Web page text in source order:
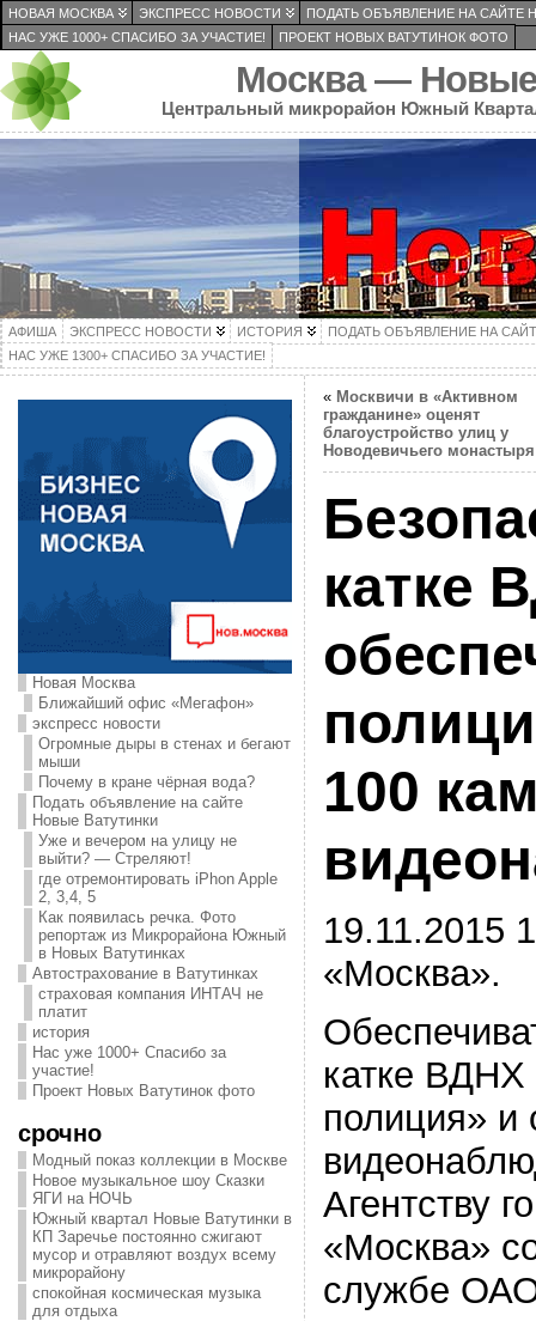
НОВАЯ МОСКВА ЭКСПРЕСС НОВОСТИ
ПОДАТЬ ОБЪЯВЛЕНИЕ НА САЙТЕ
НАС УЖЕ 1000+ СПАСИБО ЗА УЧАСТИЕ!
ПРОЕКТ НОВЫХ ВАТУТИНОК ФОТО
Москва — Новые
Центральный микрорайон Южный
АФИША ЭКСПРЕСС НОВОСТИ ИСТОРИЯ
ПОДАТЬ ОБЪЯВЛЕНИЕ НА
НАС УЖЕ 1300+ СПАСИБО ЗА УЧАСТИЕ!
Новая Москва
Ближайший офис «Мегафон»
экспресс новости
Огромные дыры в стенах и бегают
мыши
Почему в кране чёрная вода?
Подать объявление на сайте
Новые Ватутинки
Уже и вечером на улицу не
выйти? — Стреляют!
где отремонтировать iPhon Apple
2, 3,4, 5
Как появилась речка. Фото
репортаж из Микрорайона Южный
в Новых Ватутинках
Автострахование в Ватутинках
страховая компания ИНТАЧ не
платит
история
Нас уже 1000+ Спасибо за
участие!
Проект Новых Ватутинок фото
срочно
Модный показ коллекции в Москве
Новое музыкальное шоу Сказки
ЯГИ на НОЧЬ
Южный квартал Новые Ватутинки в
КП Заречье постоянно сжигают
мусор и отравляют воздух всему
микрорайону
спокойная космическая музыка
для отдыха
« Москвичи в «Активном
гражданине» оценят
благоустройство улиц у
Новодевичьего монастыря
катке
100
19.11.2015
«Москва».
катке ВДНХ
полиция» и
Агентству
«Москва»
службе